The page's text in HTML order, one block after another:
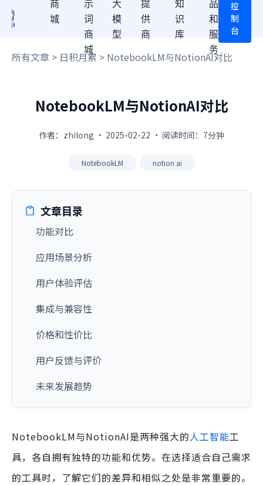
商
城
示
词
商
城
大
模
型
提
供
商
知
识
库
品
和
服
务
控
制
台
所有文章 > 日积月累 > NotebookLM与NotionAI对比
NotebookLM与NotionAI对比
作者：zhilong · 2025-02-22 · 阅读时间：7分钟
NotebookLM notion ai
文章目录
功能对比
应用场景分析
用户体验评估
集成与兼容性
价格和性价比
用户反馈与评价
未来发展趋势
NotebookLM与NotionAI是两种强大的人工智能工
具，各自拥有独特的功能和优势。在选择适合自己需求
的工具时，了解它们的差异和相似之处是非常重要的。